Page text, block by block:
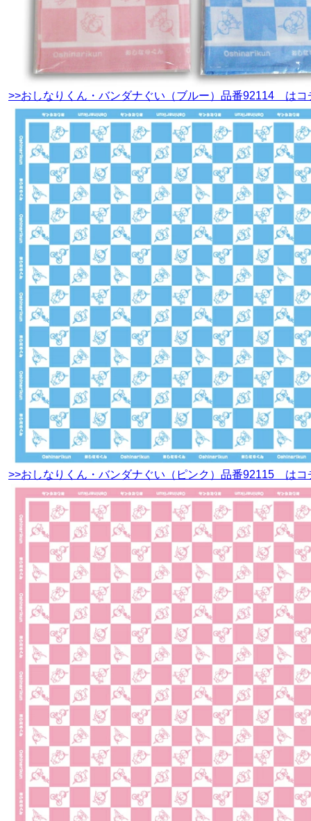
>>おしなりくん・バンダナぐい（ブルー）品番92114 はコ
>>おしなりくん・バンダナぐい（ピンク）品番92115 はコ